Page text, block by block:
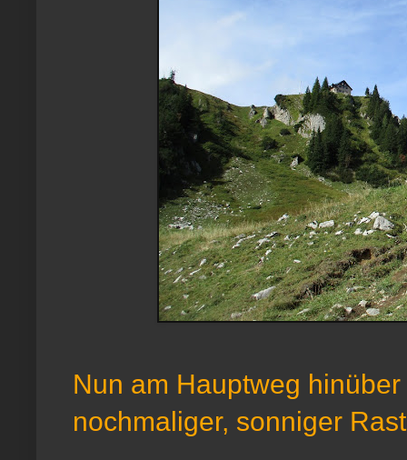
Nun am Hauptweg
nochmaliger, sonniger